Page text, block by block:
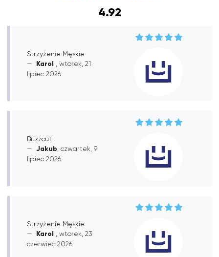
4.92
Strzyżenie Męskie
Karol
, wtorek, 21
lipiec 2026
Buzzcut
Jakub , czwartek, 9
lipiec 2026
Strzyżenie Męskie
Karol
, wtorek, 23
czerwiec 2026